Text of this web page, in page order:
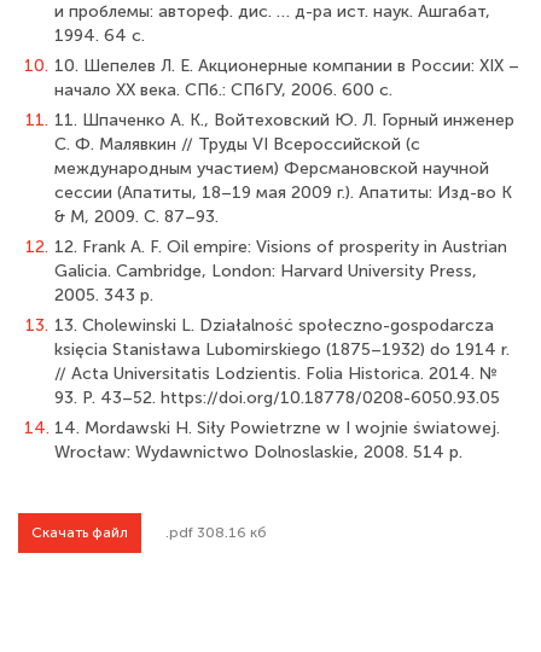
и проблемы: автореф. дис. … д-ра ист. наук. Ашгабат,
1994. 64 с.
10. 10. Шепелев Л. Е. Акционерные компании в России: XIX –
начало XX века. СПб.: СПбГУ, 2006. 600 с.
11. 11. Шпаченко А. К., Войтеховский Ю. Л. Горный инженер
С. Ф. Малявкин // Труды VI Всероссийской (с
международным участием) Ферсмановской научной
сессии (Апатиты, 18–19 мая 2009 г.). Апатиты: Изд-во K
& M, 2009. С. 87–93.
12. 12. Frank A. F. Oil empire: Visions of prosperity in Austrian
Galicia. Cambridge, London: Harvard University Press,
2005. 343 p.
13. 13. Cholewinski L. Działalność społeczno-gospodarcza
księcia Stanisława Lubomirskiego (1875–1932) do 1914 r.
// Acta Universitatis Lodzientis. Folia Historica. 2014. №
93. P. 43–52. https://doi.org/10.18778/0208-6050.93.05
14. 14. Mordawski H. Siły Powietrzne w I wojnie światowej.
Wrocław: Wydawnictwo Dolnoslaskie, 2008. 514 p.
Скачать файл .pdf 308.16 кб